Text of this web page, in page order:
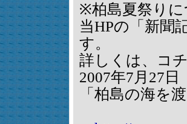
※柏島夏祭り
当HPの「新聞
す。
詳しくは、コ
2007年7月27
「柏島の海